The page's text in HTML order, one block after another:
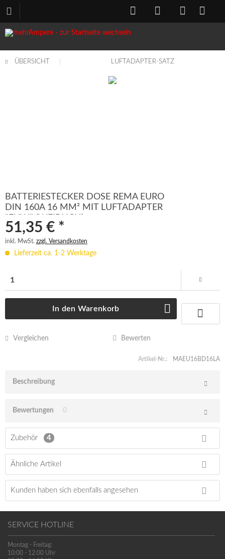
ÜBERSICHT LUFTADAPTER-SATZ
BATTERIESTECKER DOSE REMA EURO
DIN 160A 16 MM² MIT LUFTADAPTER
51,35 € *
inkl. MwSt. zzgl. Versandkosten
Lieferzeit ca. 1-2 Werktage
In den Warenkorb
Vergleichen Bewerten
Artikel-Nr.: MAEU16BD16LA
Beschreibung
Bewertungen 0
Zubehör 4
Ähnliche Artikel
Kunden haben sich ebenfalls angesehen
SERVICE HOTLINE
Montag - Freitag:
10:00 - 12:00 Uhr